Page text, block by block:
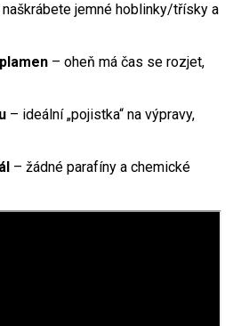
naškrábete jemné hoblinky/třísky a
– oheň má čas se rozjet,
– ideální „pojistka“ na výpravy,
– žádné parafíny a chemické